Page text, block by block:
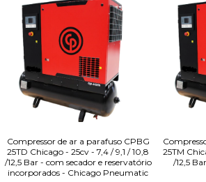
Compressor de ar a parafuso CPBG
25TD Chicago - 25cv - 7,4 / 9,1 / 10,8
/12,5 Bar - com secador e reservatório
incorporados - Chicago Pneumatic
25TM
/12,5